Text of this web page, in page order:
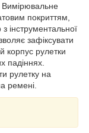
Вимірювальне
покриттям,
інструментальної
зафіксувати
корпус рулетки
падіннях.
рулетку на
ремені.